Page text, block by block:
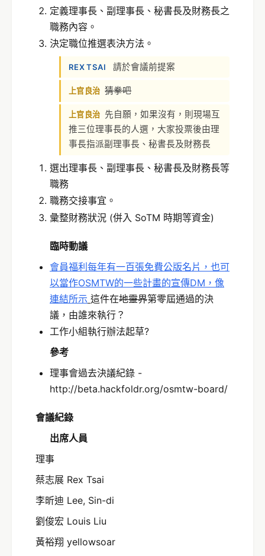
定義理事長、副理事長、秘書長及財務長之
職務內容。
決定職位推選表決方法。
REX TSAI 請於會議前提案
上官良治 猜拳吧
上官良治 先自願，如果沒有，則現場互
推三位理事長的人選，大家投票後由理
事長指派副理事長、秘書長及財務長
選出理事長、副理事長、秘書長及財務長等
職務
職務交接事宜。
彙整財務狀況 (併入 SoTM 時期等資金)
臨時動議
會員福利每年有一百張免費公版名片，也可
以當作OSMTW的一些計畫的宣傳DM，像
連結所示 這件在地靈界第零屆通過的決
議，由誰來執行？
工作小組執行辦法起草?
參考
理事會過去決議紀錄 -
http://beta.hackfoldr.org/osmtw-board/
會議紀錄
出席人員
理事
蔡志展 Rex Tsai
李昕迪 Lee, Sin-di
劉俊宏 Louis Liu
黃裕翔 yellowsoar